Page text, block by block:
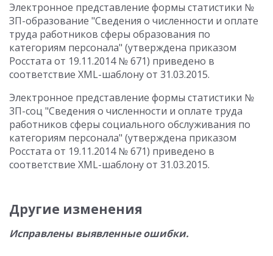
Электронное представление формы статистики №
ЗП-образование "Сведения о численности и оплате
труда работников сферы образования по
категориям персонала" (утверждена приказом
Росстата от 19.11.2014 № 671) приведено в
соответствие XML-шаблону от 31.03.2015.
Электронное представление формы статистики №
3П-соц "Сведения о численности и оплате труда
работников сферы социального обслуживания по
категориям персонала" (утверждена приказом
Росстата от 19.11.2014 № 671) приведено в
соответствие XML-шаблону от 31.03.2015.
Другие изменения
Исправлены выявленные ошибки.